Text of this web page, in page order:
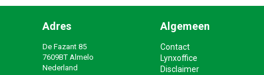
Adres
De Fazant 85
7609BT Almelo
Nederland
Algemeen
Contact
Lynxoffice
Disclaimer